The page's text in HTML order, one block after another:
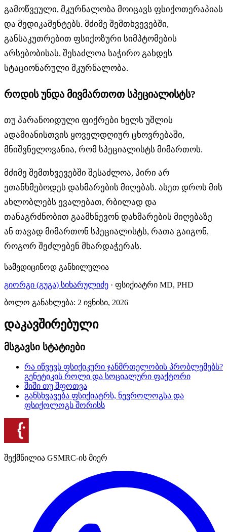
გამოწვეული, მკურნალობა მოიცავს ფსიქოთერაპიას
და მედიკამენტებს. მძიმე შემთხვევებში,
განსაკუთრებით ფსიქოზური სიმპტომების
არსებობისას, შესაძლოა საჭირო გახდეს
სტაციონარული მკურნალობა.
როდის უნდა მივმართოთ სპეციალისტს?
თუ პარანოიდული ფიქრები ხელს უშლის
ადამიანისთვის ყოველდღიურ ცხოვრებაში,
მნიშვნელოვანია, რომ სპეციალისტს მიმართოს.
მძიმე შემთხვევებში შესაძლოა, პირი არ
ეთანხმებოდეს დახმარების მიღებას. ასეთ დროს მის
ახლობლებს ევალებათ, რბილად და
თანაგრძნობით გაამხნევონ დახმარების მიღებაზე
ან თავად მიმართონ სპეციალისტს, რათა გაიგონ,
როგორ შეძლებენ მხარდაჭერას.
სამედიცინოდ განხილულია
გიორგი (გუგა) სიხარულიძე · ფსიქიატრი MD, PHD
ბოლო განახლება: 2 ივნისი, 2026
დაკავშირებული
მსგავსი სტატიები
რა იწვევს ფსიქიკური ჯანმრთელობის პრობლემებს?
გენეტიკის როლი და სოციალური ფაქტორი
შიში თუ შფოთვა
განსხვავება ფსიქიატრს, ნევროლოგსა და
ფსიქოლოგს შორისს
შექმნილია GSMRC-ის მიერ